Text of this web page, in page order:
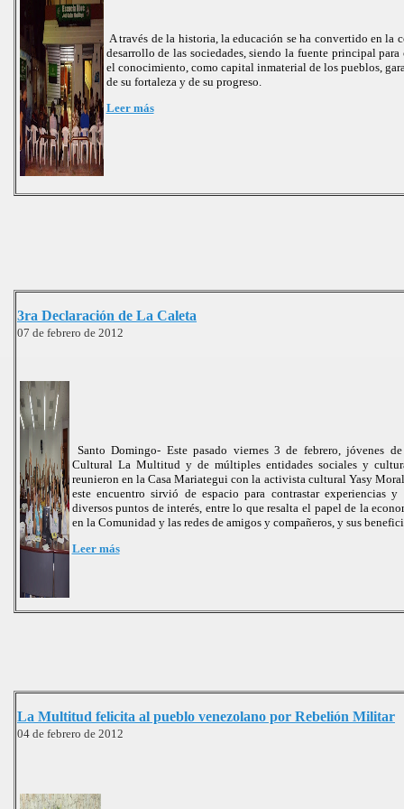
A través de la historia, la educación se ha convertido en la
desarrollo de las sociedades, siendo la fuente principal
el conocimiento, como capital inmaterial de los pueblos,
de su fortaleza y de su progreso.
Leer más
3ra Declaración de La Caleta
07 de febrero de 2012
Santo Domingo- Este pasado viernes 3 de febrero, jóvenes
Cultural La Multitud y de múltiples entidades sociales y
reunieron en la Casa Mariategui con la activista cultural Yasy
este encuentro sirvió de espacio para contrastar experiencias y
diversos puntos de interés, entre lo que resalta el papel de la
en la Comunidad y las redes de amigos y compañeros, y sus
Leer más
La Multitud felicita al pueblo venezolano por Rebelión Militar
04 de febrero de 2012